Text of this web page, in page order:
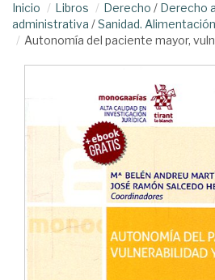
Inicio Libros Derecho / Derecho
administrativa /Sanidad.
Autonomía del paciente mayor,